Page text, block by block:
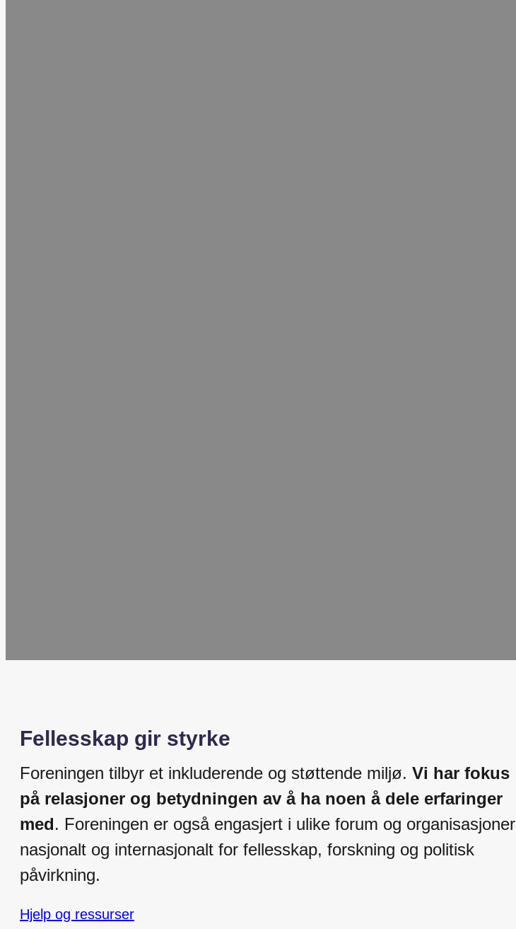
Fellesskap gir styrke
Foreningen tilbyr et inkluderende og støttende miljø. Vi har fokus
på relasjoner og betydningen av å ha noen å dele erfaringer
med. Foreningen er også engasjert i ulike forum og organisasjoner
nasjonalt og internasjonalt for fellesskap, forskning og politisk
påvirkning.
Hjelp og ressurser